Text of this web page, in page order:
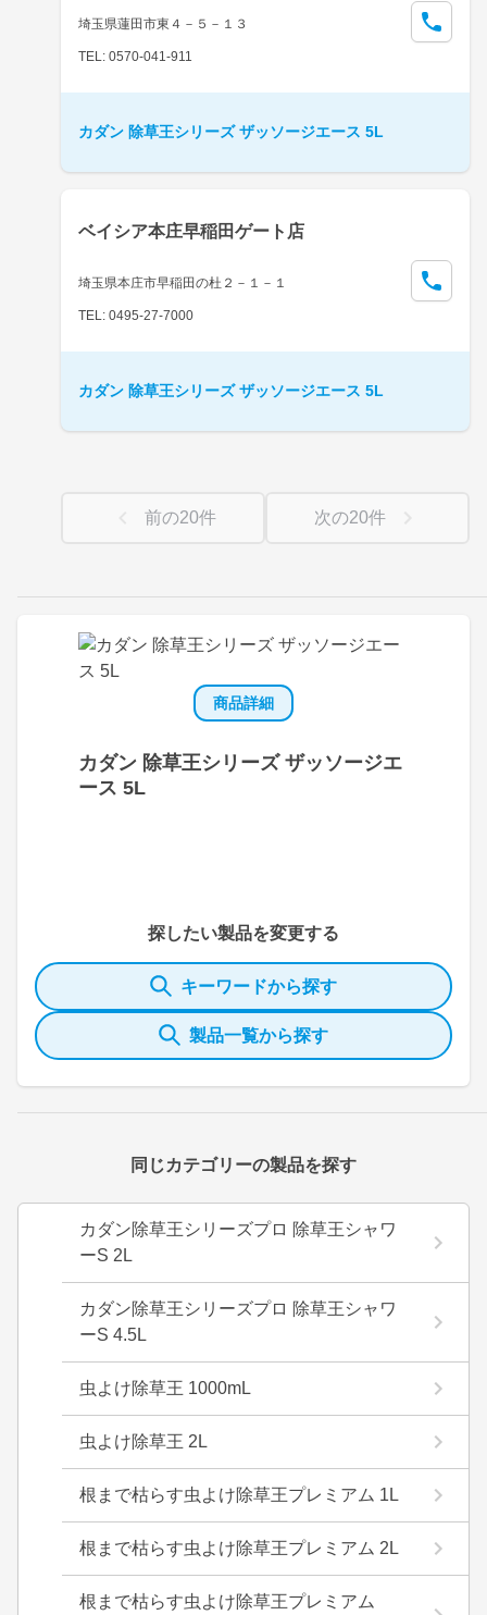
商品詳細
カダン 除草王シリーズ ザッソージエ
ース 5L
探したい製品を変更する
キーワードから探す
製品一覧から探す
同じカテゴリーの製品を探す
カダン除草王シリーズプロ 除草王シャワ
ーS 2L
カダン除草王シリーズプロ 除草王シャワ
ーS 4.5L
虫よけ除草王 1000mL
虫よけ除草王 2L
根まで枯らす虫よけ除草王プレミアム 1L
根まで枯らす虫よけ除草王プレミアム 2L
根まで枯らす虫よけ除草王プレミアム
埼玉県蓮田市東４－５－１３
TEL: 0570-041-911
カダン 除草王シリーズ ザッソージエース 5L
ベイシア本庄早稲田ゲート店
埼玉県本庄市早稲田の杜２－１－１
TEL: 0495-27-7000
カダン 除草王シリーズ ザッソージエース 5L
前の20件 次の20件